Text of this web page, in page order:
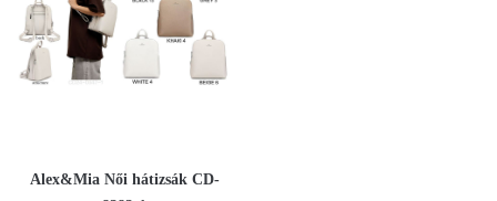
Alex&Mia Női hátizsák CD-